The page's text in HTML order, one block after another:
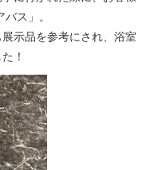
ス」。
示品を参考にされ、浴室
！